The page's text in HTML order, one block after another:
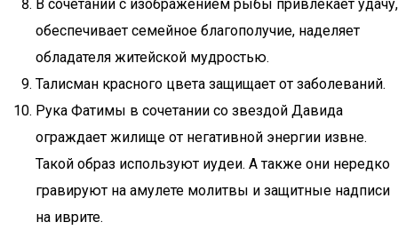
В сочетании с изображением рыбы привлекает удачу,
обеспечивает семейное благополучие, наделяет
обладателя житейской мудростью.
Талисман красного цвета защищает от заболеваний.
Рука Фатимы в сочетании со звездой Давида
ограждает жилище от негативной энергии извне.
Такой образ используют иудеи. А также они нередко
гравируют на амулете молитвы и защитные надписи
на иврите.